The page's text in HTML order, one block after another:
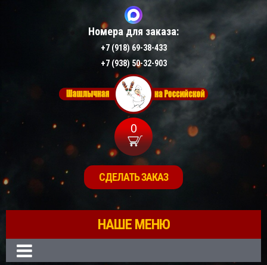
Номера для заказа:
+7 (918) 69-38-433
+7 (938) 50-32-903
0
СДЕЛАТЬ ЗАКАЗ
НАШЕ МЕНЮ